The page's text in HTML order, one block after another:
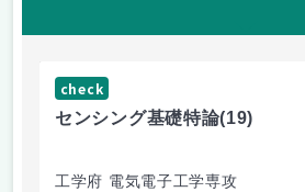
check
センシング基礎特論(19)
工学府 電気電子工学専攻